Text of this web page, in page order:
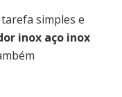
simples e
inox aço inox